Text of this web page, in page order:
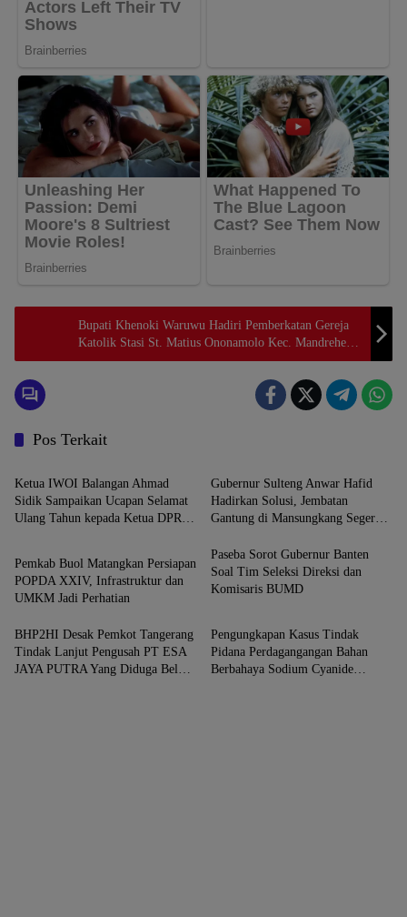
Bupati Khenoki Waruwu Hadiri Pemberkatan Gereja
Katolik Stasi St. Matius Ononamolo Kec. Mandrehe
Barat
Pos Terkait
Uncategorized
Ketua IWOI Balangan Ahmad
Sidik Sampaikan Ucapan Selamat
Ulang Tahun kepada Ketua DPRD
Gubernur Sulteng Anwar Hafid
Hadirkan Solusi, Jembatan
Gantung di Mansungkang Segera
Uncategorized
Pemkab Buol Matangkan Persiapan
POPDA XXIV, Infrastruktur dan
UMKM Jadi Perhatian
Paseba Sorot Gubernur Banten
Soal Tim Seleksi Direksi dan
Komisaris BUMD
BHP2HI Desak Pemkot Tangerang
Tindak Lanjut Pengusah PT ESA
JAYA PUTRA Yang Diduga Belum
Pengungkapan Kasus Tindak
Pidana Perdagangangan Bahan
Berbahaya Sodium Cyanide